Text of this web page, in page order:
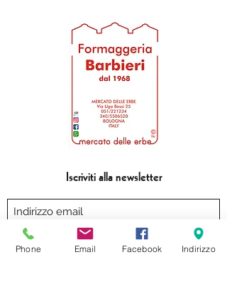
Iscriviti alla newsletter
Phone Email Facebook Indirizzo